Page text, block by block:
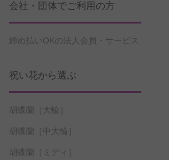
会社・団体でご利用の方
締め払いOKの法人会員・サービス
祝い花から選ぶ
胡蝶蘭［大輪］
胡蝶蘭［中大輪］
胡蝶蘭［ミディ］